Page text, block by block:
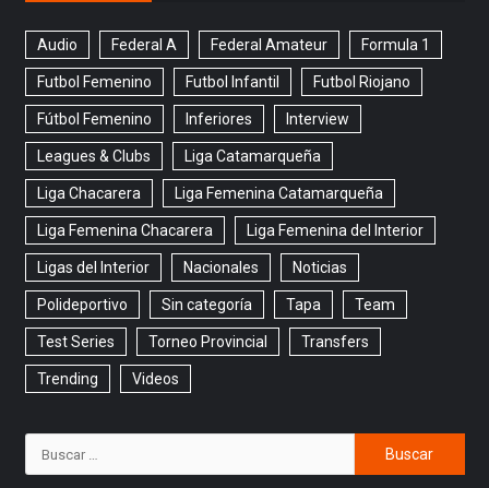
Audio Federal A Federal Amateur Formula 1
Futbol Femenino Futbol Infantil Futbol Riojano
Fútbol Femenino Inferiores Interview
Leagues & Clubs Liga Catamarqueña
Liga Chacarera Liga Femenina Catamarqueña
Liga Femenina Chacarera Liga Femenina del Interior
Ligas del Interior Nacionales Noticias
Polideportivo Sin categoría Tapa Team
Test Series Torneo Provincial Transfers
Trending Videos